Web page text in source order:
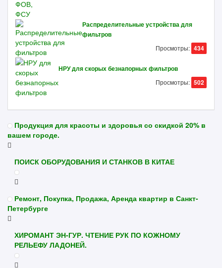
Распределительные устройства для
фильтров
Просмотры: 434
НРУ для скорых безнапорных фильтров
Просмотры: 502
Продукция для красоты и здоровья со скидкой 20% в
вашем городе.
ПОИСК ОБОРУДОВАНИЯ И СТАНКОВ В КИТАЕ
Ремонт, Покупка, Продажа, Аренда квартир в Санкт-
Петербурге
ХИРОМАНТ ЭН-ГУР. ЧТЕНИЕ РУК ПО КОЖНОМУ
РЕЛЬЕФУ ЛАДОНЕЙ.